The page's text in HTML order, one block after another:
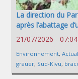
La direction du
après l’abattage
21/07/2026 - 07:04
Environnement,
grauer, Sud-Kivu,